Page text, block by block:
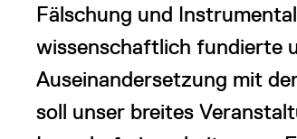
Fälschung und
wissenschaftlich fundierte
Auseinandersetzung mit
soll unser breites